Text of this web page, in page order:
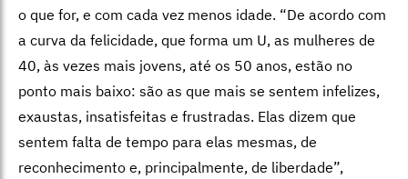
o que for, e com cada vez menos idade. “De acordo com
a curva da felicidade, que forma um U, as mulheres de
40, às vezes mais jovens, até os 50 anos, estão no
ponto mais baixo: são as que mais se sentem infelizes,
exaustas, insatisfeitas e frustradas. Elas dizem que
sentem falta de tempo para elas mesmas, de
reconhecimento e, principalmente, de liberdade”,